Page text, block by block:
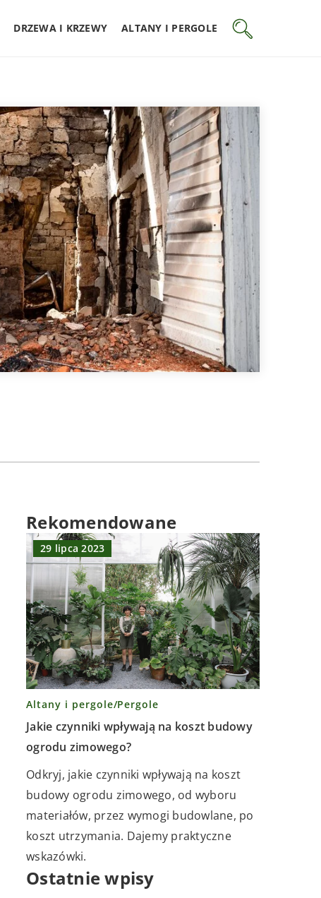
DRZEWA I KRZEWY ALTANY I PERGOLE
Rekomendowane
29 lipca 2023
Altany i pergole/Pergole
Jakie czynniki wpływają na koszt budowy
ogrodu zimowego?
Odkryj, jakie czynniki wpływają na koszt
budowy ogrodu zimowego, od wyboru
materiałów, przez wymogi budowlane, po
koszt utrzymania. Dajemy praktyczne
wskazówki.
Ostatnie wpisy